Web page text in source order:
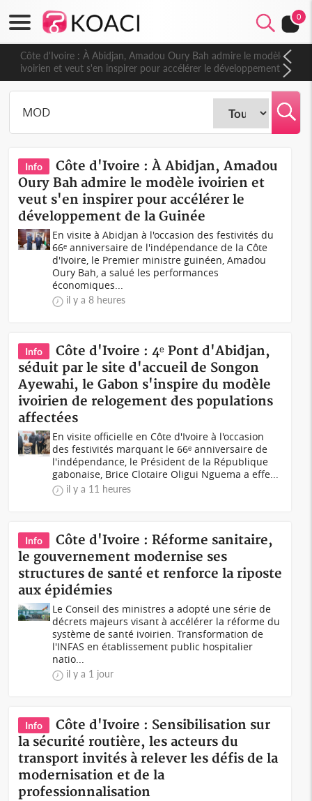
0
Côte d'Ivoire : À Abidjan, Amadou Oury Bah admire le modèle
ivoirien et veut s'en inspirer pour accélérer le développement
de la Guinée
Info
Côte d'Ivoire : À Abidjan, Amadou
Oury Bah admire le modèle ivoirien et
veut s'en inspirer pour accélérer le
développement de la Guinée
En visite à Abidjan à l'occasion des festivités du
66ᵉ anniversaire de l'indépendance de la Côte
d'Ivoire, le Premier ministre guinéen, Amadou
Oury Bah, a salué les performances
économiques...
il y a 8 heures
Info
Côte d'Ivoire : 4ᵉ Pont d'Abidjan,
séduit par le site d'accueil de Songon
Ayewahi, le Gabon s'inspire du modèle
ivoirien de relogement des populations
affectées
En visite officielle en Côte d'Ivoire à l'occasion
des festivités marquant le 66ᵉ anniversaire de
l'indépendance, le Président de la République
gabonaise, Brice Clotaire Oligui Nguema a effe...
il y a 11 heures
Info
Côte d'Ivoire : Réforme sanitaire,
le gouvernement modernise ses
structures de santé et renforce la riposte
aux épidémies
Le Conseil des ministres a adopté une série de
décrets majeurs visant à accélérer la réforme du
système de santé ivoirien. Transformation de
l'INFAS en établissement public hospitalier
natio...
il y a 1 jour
Info
Côte d'Ivoire : Sensibilisation sur
la sécurité routière, les acteurs du
transport invités à relever les défis de la
modernisation et de la
professionnalisation